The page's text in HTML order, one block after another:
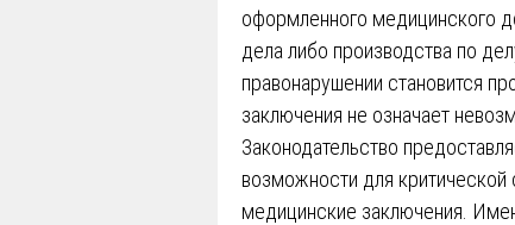
оформленного медицинского
дела либо производства по
правонарушении становится
заключения не означает
Законодательство
возможности для
медицинские заключения.